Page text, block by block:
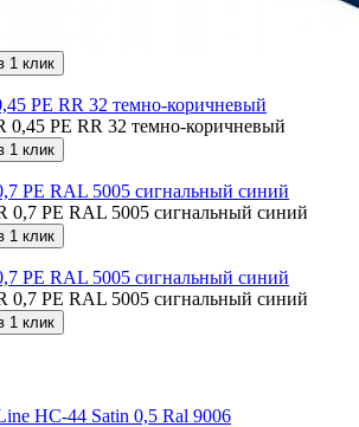
1 клик
PE RR 32 темно-коричневый
1 клик
PE RAL 5005 сигнальный синий
1 клик
PE RAL 5005 сигнальный синий
1 клик
НС-44 Satin 0,5 Ral 9006